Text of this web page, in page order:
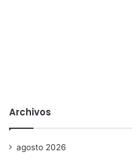
Archivos
agosto 2026